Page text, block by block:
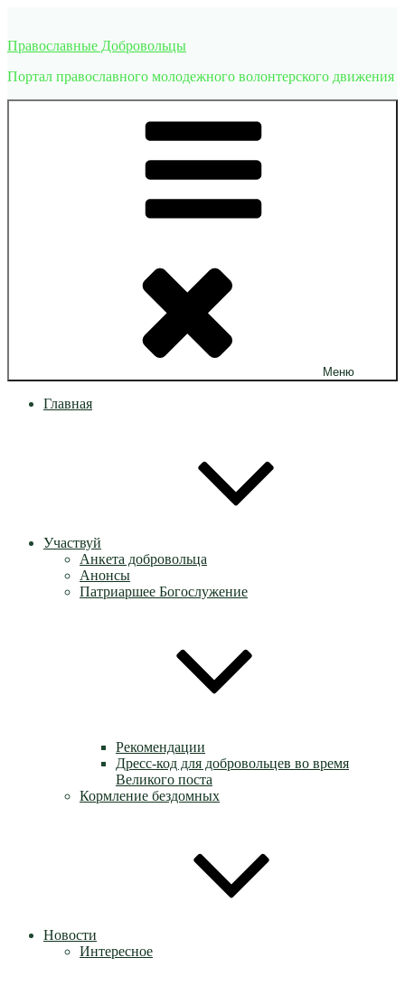
содержимому
Православные Добровольцы
Портал православного молодежного волонтерского движения
Меню
Главная
Участвуй
Анкета добровольца
Анонсы
Патриаршее Богослужение
Рекомендации
Дресс-код для добровольцев во время
Великого поста
Кормление бездомных
Новости
Интересное